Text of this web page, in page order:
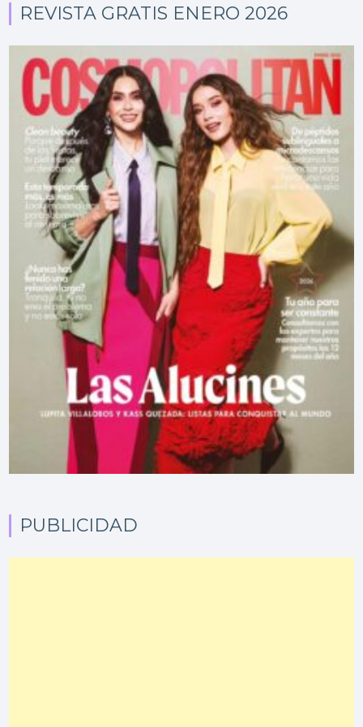
REVISTA GRATIS ENERO 2026
PUBLICIDAD